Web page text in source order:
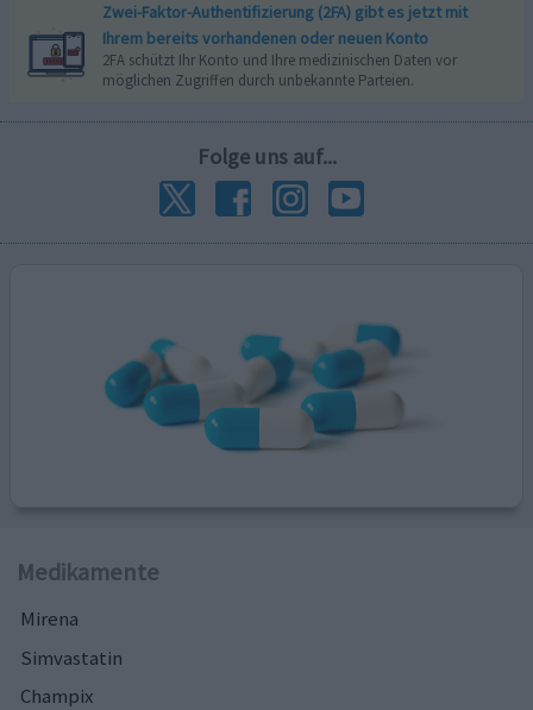
Zwei-Faktor-Authentifizierung (2FA) gibt es jetzt mit
Ihrem bereits vorhandenen oder neuen Konto
2FA schützt Ihr Konto und Ihre medizinischen Daten vor
möglichen Zugriffen durch unbekannte Parteien.
Folge uns auf...
Medikamente
Mirena
Simvastatin
Champix